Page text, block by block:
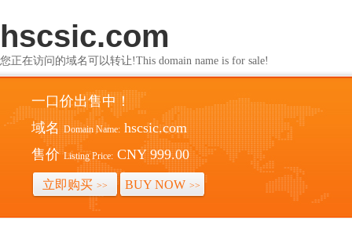
hscsic.com
您正在访问的域名可以转让!This domain name is for sale!
一口价出售中！
域名 Domain Name: hscsic.com
售价 Listing Price: CNY 999.00
立即购买 >> BUY NOW >>